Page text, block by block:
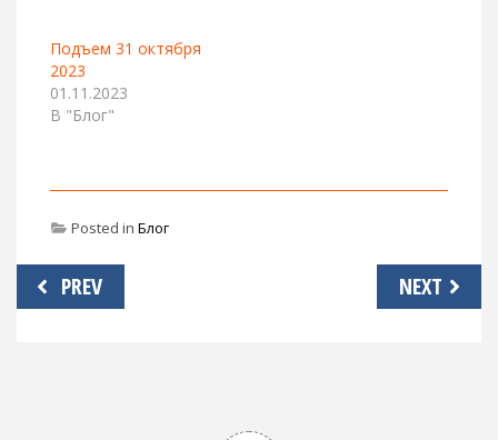
Подъем 31 октября
2023
01.11.2023
В "Блог"
Posted in Блог
Навигация
по
PREV NEXT